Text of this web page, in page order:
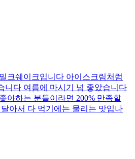
크쉐이크입니다 아이스크림처럼
니다 여름에 마시기 넘 좋았습니다
아하는 분들이라면 200% 만족할
아서 다 먹기에는 물리는 맛입나